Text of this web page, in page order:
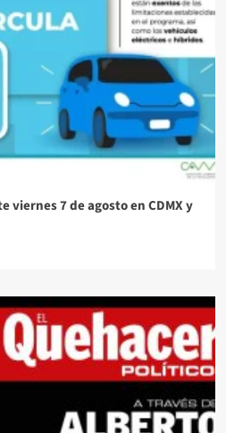
viernes 7 de agosto en CDMX y